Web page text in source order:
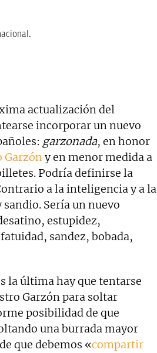
actualización del
incorporar un nuevo
garzonada, en honor
Garzóny en menor medida a
Podría definirse la
a la inteligencia y a la
Sería un nuevo
estupidez,
sandez, bobada,
la última hay que tentarse
Garzón para soltar
posibilidad de que
una burrada mayor
que debemos «compartir